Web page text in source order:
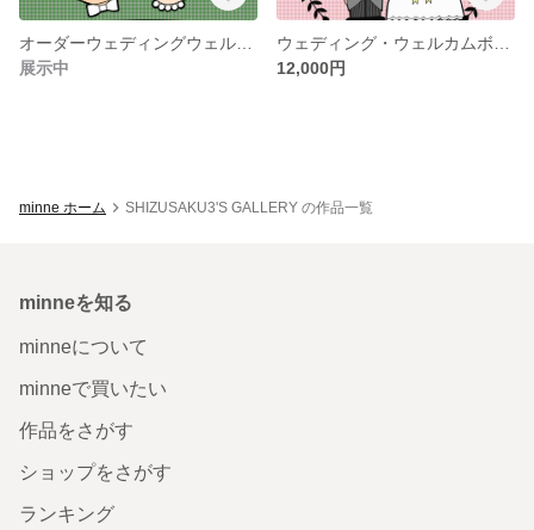
展示中
12,000円
minne ホーム SHIZUSAKU3'S GALLERY の作品一覧
minneを知る
minneについて
minneで買いたい
作品をさがす
ショップをさがす
ランキング